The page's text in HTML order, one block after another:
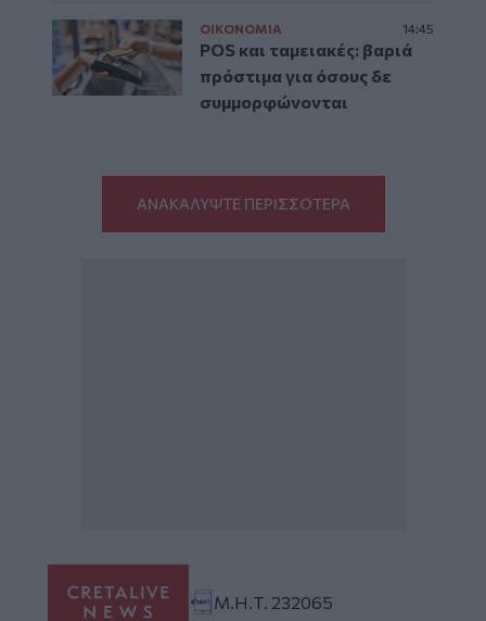
ΟΙΚΟΝΟΜΙΑ 14:45
POS και ταμειακές: βαριά
πρόστιμα για όσους δε
συμμορφώνονται
ΑΝΑΚΑΛΥΨΤΕ ΠΕΡΙΣΣΟΤΕΡΑ
Μ.Η.Τ. 232065